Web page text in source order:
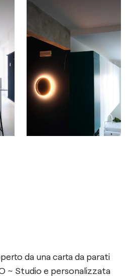
da una carta da parati
~ Studio e personalizzata